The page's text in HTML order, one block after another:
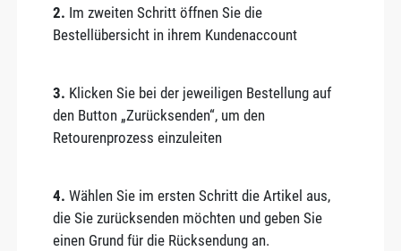
2. Im zweiten Schritt öffnen Sie die
Bestellübersicht in ihrem Kundenaccount
3. Klicken Sie bei der jeweiligen Bestellung auf
den Button „Zurücksenden“, um den
Retourenprozess einzuleiten
4.Wählen Sie im ersten Schritt die Artikel aus,
die Sie zurücksenden möchten und geben Sie
einen Grund für die Rücksendung an.